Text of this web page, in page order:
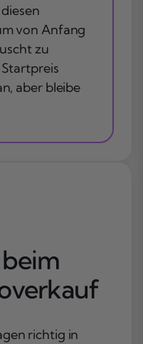
von Anfang
zu
aber bleibe
richtig in